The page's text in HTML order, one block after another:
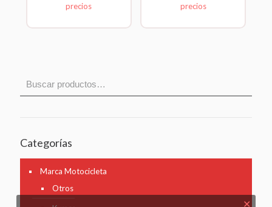
precios
precios
Categorías
Marca Motocicleta
Otros
✕